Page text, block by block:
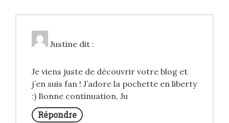
Justine dit :
Je viens juste de découvrir votre blog et
j’en suis fan ! J’adore la pochette en liberty
:) Bonne continuation, Ju
Répondre